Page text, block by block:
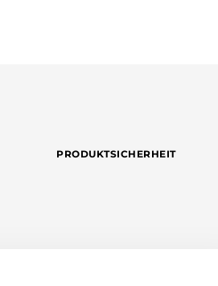
PRODUKTSICHERHEIT